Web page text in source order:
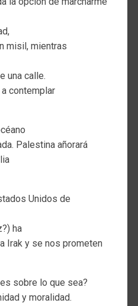
misil, mientras
una calle.
contemplar
Palestina añorará
Unidos de
ha
Irak y se nos prometen
sobre lo que sea?
y moralidad.